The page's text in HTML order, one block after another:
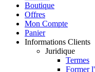
Boutique
Offres
Mon Compte
Panier
Informations Clients
Juridique
Termes
Former